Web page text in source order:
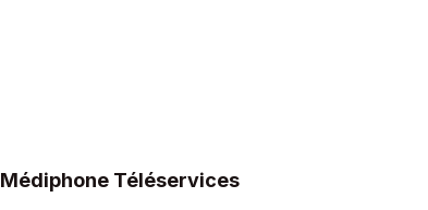
Médiphone Téléservices